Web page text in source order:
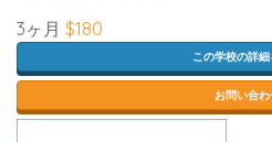
3ヶ月 $180
この学校の詳細
お問い合わ